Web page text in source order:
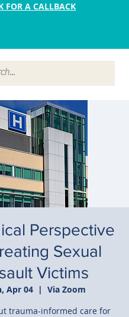
FOR A CALLBACK
Perspective
Sexual
Victims
Apr 04
  |
Via Zoom
trauma-informed care for